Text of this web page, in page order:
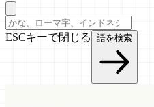
ESCキーで閉じる 語を検索